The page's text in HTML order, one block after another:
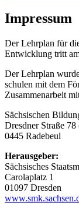
Impressum
Der Lehrplan für
Entwicklung tritt
Der Lehrplan
schulen mit dem
Zusammenarbeit
Sächsischen
Dresdner Straße 78
0445 Radebeul
Herausgeber:
Sächsisches
Carolaplatz 1
01097 Dresden